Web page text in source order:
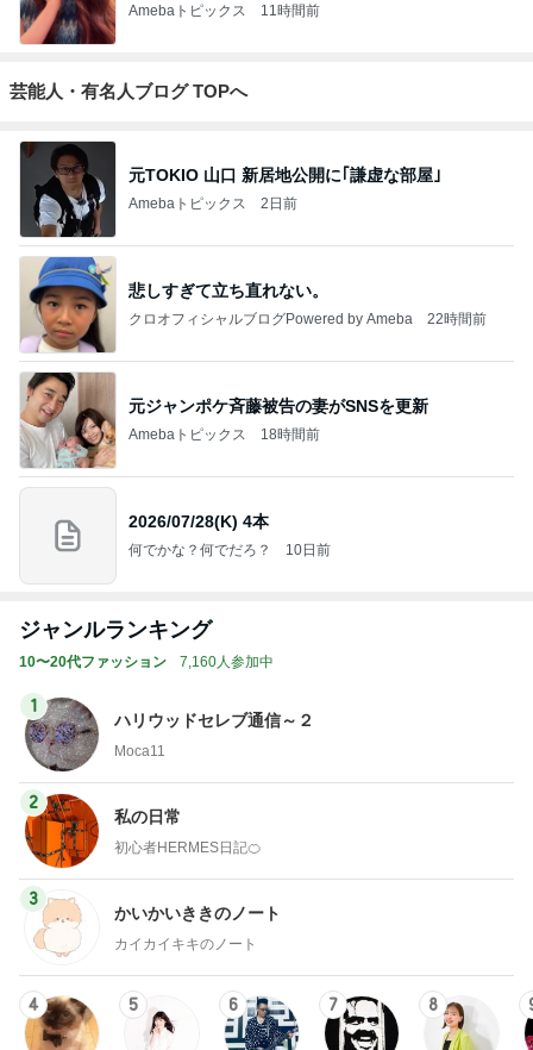
Amebaトピックス 11時間前
芸能人・有名人ブログ TOPへ
元TOKIO 山口 新居地公開に｢謙虚な部屋｣
Amebaトピックス 2日前
悲しすぎて立ち直れない。
クロオフィシャルブログPowered by Ameba 22時間前
元ジャンポケ斉藤被告の妻がSNSを更新
Amebaトピックス 18時間前
2026/07/28(K) 4本
何でかな？何でだろ？ 10日前
ジャンルランキング
10〜20代ファッション 7,160人参加中
1
ハリウッドセレブ通信～２
Moca11
2
私の日常
初心者HERMES日記🍊
3
かいかいききのノート
カイカイキキのノート
4 5 6 7 8